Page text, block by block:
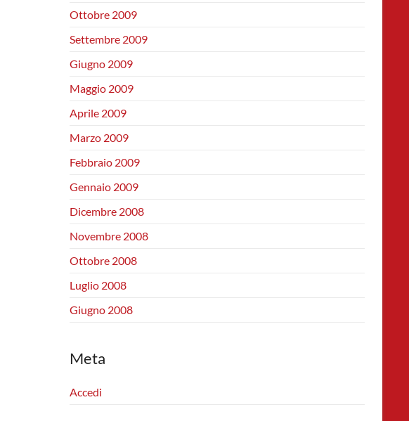
Ottobre 2009
Settembre 2009
Giugno 2009
Maggio 2009
Aprile 2009
Marzo 2009
Febbraio 2009
Gennaio 2009
Dicembre 2008
Novembre 2008
Ottobre 2008
Luglio 2008
Giugno 2008
Meta
Accedi